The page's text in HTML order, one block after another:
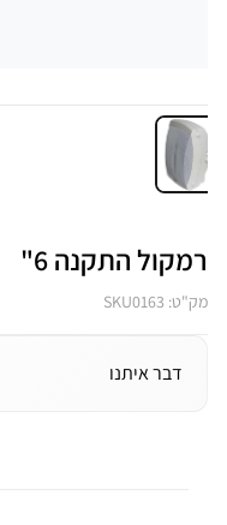
רמקול התקנה 6"
מק"ט: SKU0163
דבר איתנו